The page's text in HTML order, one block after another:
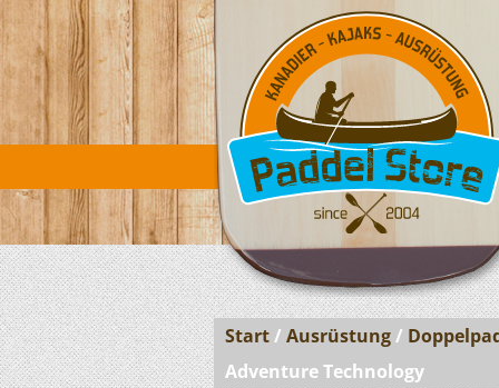
Start/ Ausrüstung/
Adventure Technology